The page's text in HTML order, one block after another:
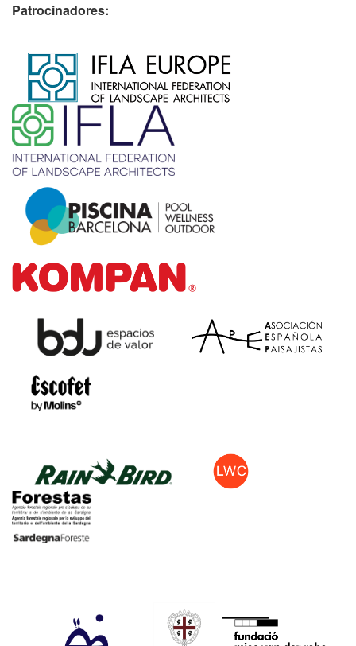
Patrocinadores: